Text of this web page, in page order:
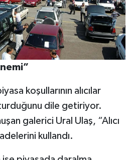
koşullarının alıcılar
dile getiriyor.
galerici Ural Ulaş, “Alıcı
kullandı.